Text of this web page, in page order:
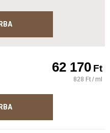
62 170Ft
828 Ft / ml